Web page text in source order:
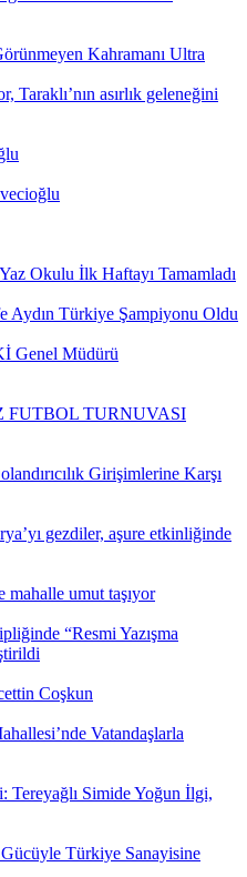
Kahramanı Ultra
Taraklı’nın asırlık geleneğini
Okulu İlk Haftayı Tamamladı
Aydın Türkiye Şampiyonu Oldu
Genel Müdürü
FUTBOL TURNUVASI
Girişimlerine Karşı
gezdiler, aşure etkinliğinde
umut taşıyor
“Resmi Yazışma
Coşkun
Vatandaşlarla
Tereyağlı Simide Yoğun İlgi,
Türkiye Sanayisine